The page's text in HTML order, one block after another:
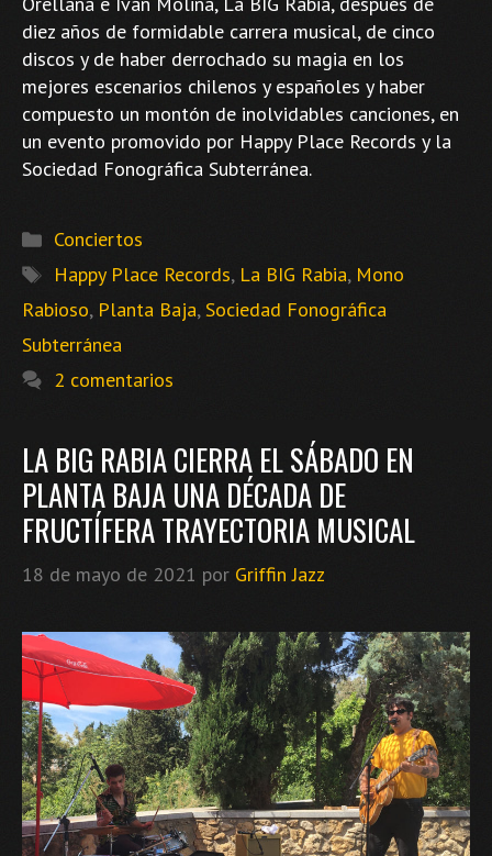
diez años de formidable carrera musical, de cinco
discos y de haber derrochado su magia en los
mejores escenarios chilenos y españoles y haber
compuesto un montón de inolvidables canciones, en
un evento promovido por Happy Place Records y la
Sociedad Fonográfica Subterránea.
Categorías
Conciertos
Etiquetas
Happy Place Records, La BIG Rabia, Mono
Rabioso, Planta Baja,Sociedad Fonográfica
Subterránea
2 comentarios
LA BIG RABIA CIERRA EL SÁBADO EN
PLANTA BAJA UNA DÉCADA DE
FRUCTÍFERA TRAYECTORIA MUSICAL
18 de mayo de 2021 por Griffin Jazz